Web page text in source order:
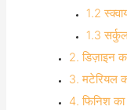
1.2
1.3
2. डिज़ाइन
3. मटेरियल
4. फिनिश